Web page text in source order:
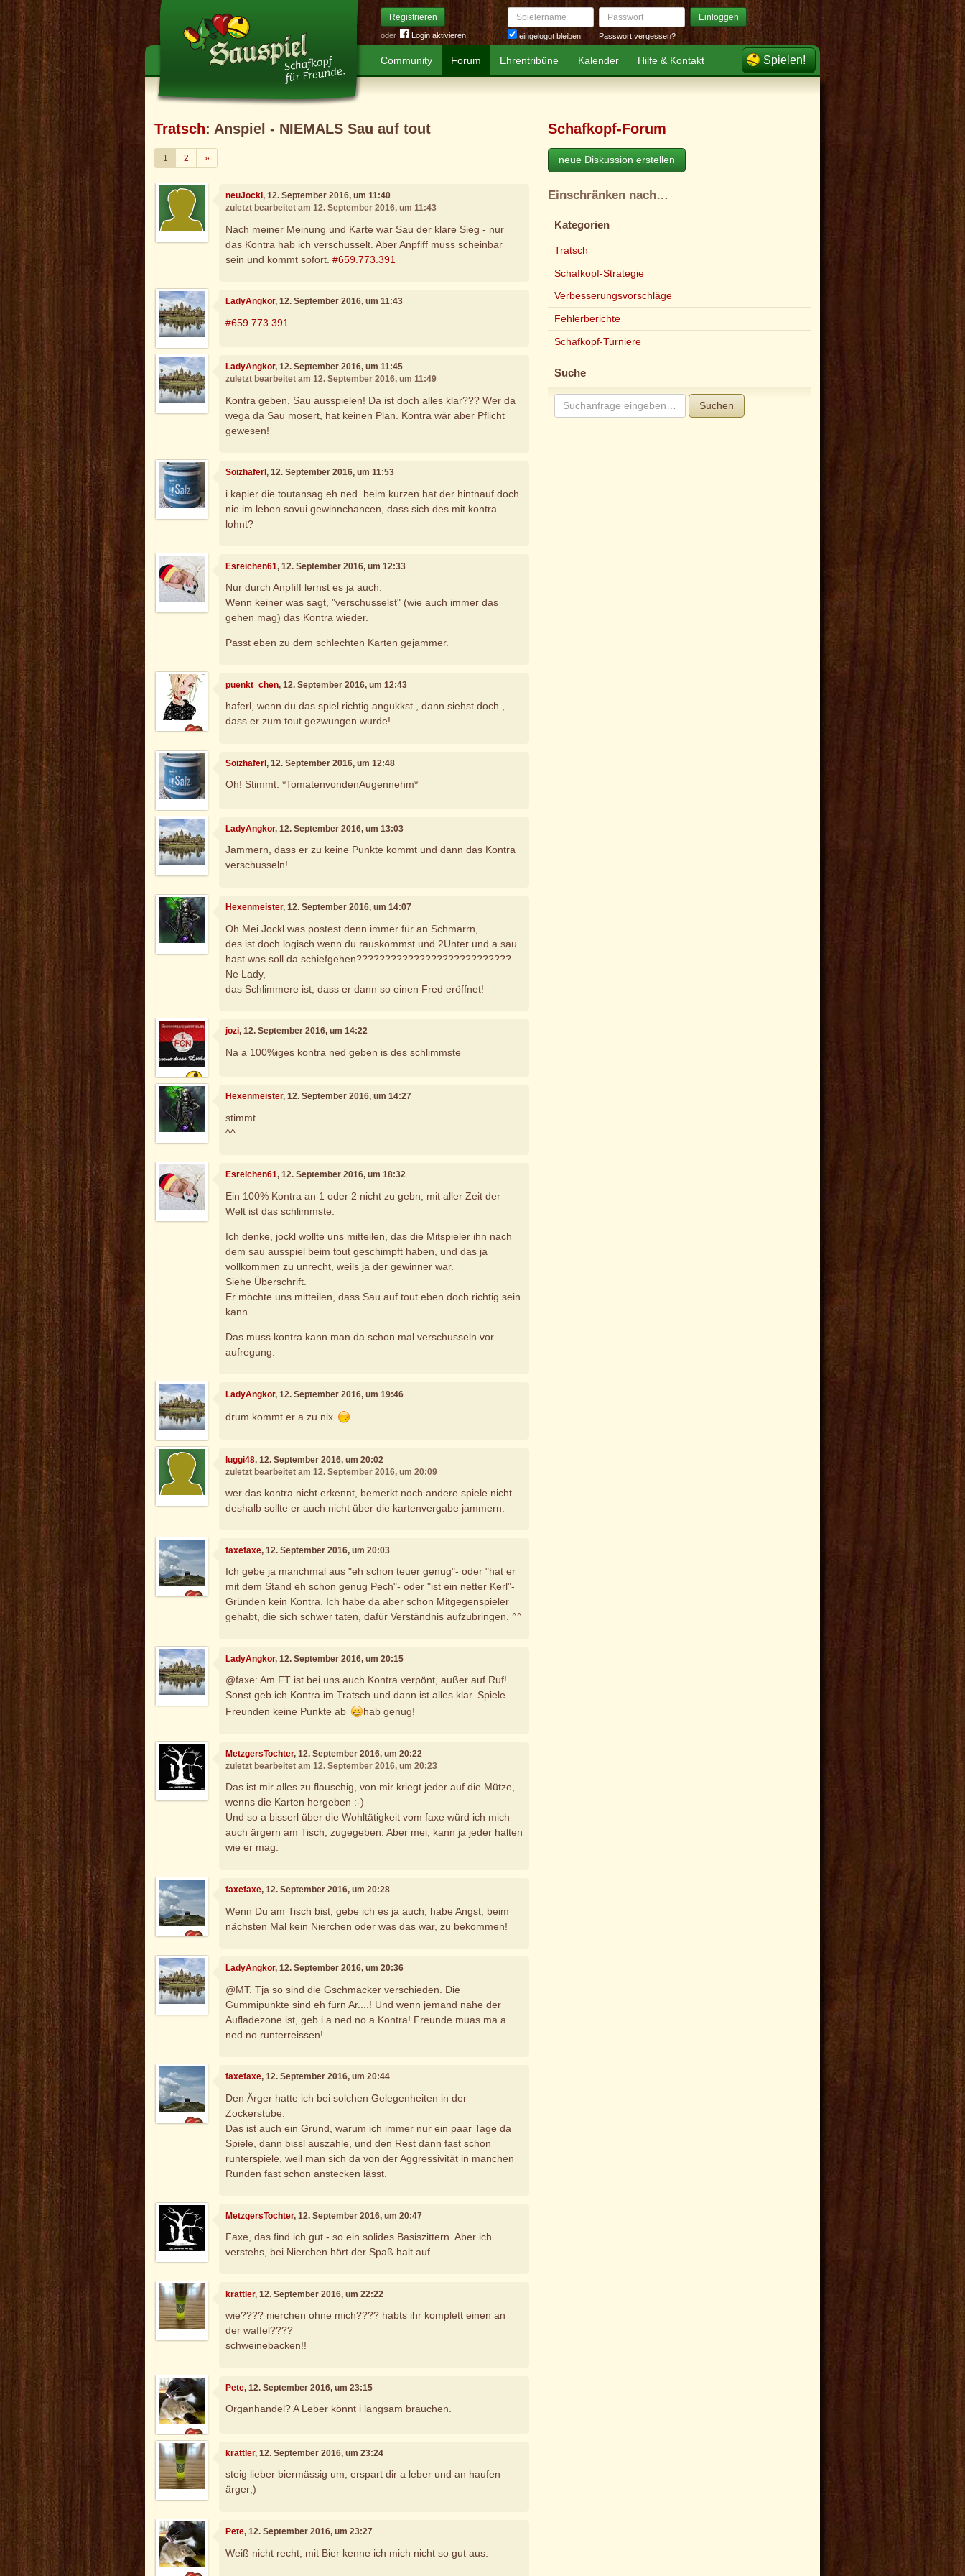
Registrieren
oder Login aktivieren
Spielername
eingeloggt bleiben
Passwort Einloggen
Passwort vergessen?
Community Forum Ehrentribüne Kalender Hilfe & Kontakt Spielen!
Tratsch: Anspiel - NIEMALS Sau auf tout
1 2 »Weiter
neuJockl, 12. September 2016, um 11:40
zuletzt bearbeitet am 12. September 2016, um 11:43
Nach meiner Meinung und Karte war Sau der klare Sieg - nur
das Kontra hab ich verschusselt. Aber Anpfiff muss scheinbar
sein und kommt sofort.#659.773.391
LadyAngkor, 12. September 2016, um 11:43
#659.773.391
LadyAngkor, 12. September 2016, um 11:45
zuletzt bearbeitet am 12. September 2016, um 11:49
Kontra geben, Sau ausspielen! Da ist doch alles klar??? Wer da
wega da Sau mosert, hat keinen Plan. Kontra wär aber Pflicht
gewesen!
Soizhaferl, 12. September 2016, um 11:53
i kapier die toutansag eh ned. beim kurzen hat der hintnauf doch
nie im leben sovui gewinnchancen, dass sich des mit kontra
lohnt?
Esreichen61, 12. September 2016, um 12:33
Nur durch Anpfiff lernst es ja auch.
Wenn keiner was sagt, "verschusselst" (wie auch immer das
gehen mag) das Kontra wieder.
Passt eben zu dem schlechten Karten gejammer.
puenkt_chen, 12. September 2016, um 12:43
haferl, wenn du das spiel richtig angukkst , dann siehst doch ,
dass er zum tout gezwungen wurde!
Soizhaferl, 12. September 2016, um 12:48
Oh! Stimmt. *TomatenvondenAugennehm*
LadyAngkor, 12. September 2016, um 13:03
Jammern, dass er zu keine Punkte kommt und dann das Kontra
verschusseln!
Hexenmeister, 12. September 2016, um 14:07
Oh Mei Jockl was postest denn immer für an Schmarrn,
des ist doch logisch wenn du rauskommst und 2Unter und a sau
hast was soll da schiefgehen???????????????????????????
Ne Lady,
das Schlimmere ist, dass er dann so einen Fred eröffnet!
jozi, 12. September 2016, um 14:22
Na a 100%iges kontra ned geben is des schlimmste
Hexenmeister, 12. September 2016, um 14:27
stimmt
^^
Esreichen61, 12. September 2016, um 18:32
Ein 100% Kontra an 1 oder 2 nicht zu gebn, mit aller Zeit der
Welt ist das schlimmste.
Ich denke, jockl wollte uns mitteilen, das die Mitspieler ihn nach
dem sau ausspiel beim tout geschimpft haben, und das ja
vollkommen zu unrecht, weils ja der gewinner war.
Siehe Überschrift.
Er möchte uns mitteilen, dass Sau auf tout eben doch richtig sein
kann.
Das muss kontra kann man da schon mal verschusseln vor
aufregung.
LadyAngkor, 12. September 2016, um 19:46
drum kommt er a zu nix
luggi48, 12. September 2016, um 20:02
zuletzt bearbeitet am 12. September 2016, um 20:09
wer das kontra nicht erkennt, bemerkt noch andere spiele nicht.
deshalb sollte er auch nicht über die kartenvergabe jammern.
faxefaxe, 12. September 2016, um 20:03
Ich gebe ja manchmal aus "eh schon teuer genug"- oder "hat er
mit dem Stand eh schon genug Pech"- oder "ist ein netter Kerl"-
Gründen kein Kontra. Ich habe da aber schon Mitgegenspieler
gehabt, die sich schwer taten, dafür Verständnis aufzubringen. ^^
LadyAngkor, 12. September 2016, um 20:15
@faxe: Am FT ist bei uns auch Kontra verpönt, außer auf Ruf!
Sonst geb ich Kontra im Tratsch und dann ist alles klar. Spiele
Freunden keine Punkte ab
hab genug!
MetzgersTochter, 12. September 2016, um 20:22
zuletzt bearbeitet am 12. September 2016, um 20:23
Das ist mir alles zu flauschig, von mir kriegt jeder auf die Mütze,
wenns die Karten hergeben :-)
Und so a bisserl über die Wohltätigkeit vom faxe würd ich mich
auch ärgern am Tisch, zugegeben. Aber mei, kann ja jeder halten
wie er mag.
faxefaxe, 12. September 2016, um 20:28
Wenn Du am Tisch bist, gebe ich es ja auch, habe Angst, beim
nächsten Mal kein Nierchen oder was das war, zu bekommen!
LadyAngkor, 12. September 2016, um 20:36
@MT. Tja so sind die Gschmäcker verschieden. Die
Gummipunkte sind eh fürn Ar....! Und wenn jemand nahe der
Aufladezone ist, geb i a ned no a Kontra! Freunde muas ma a
ned no runterreissen!
faxefaxe, 12. September 2016, um 20:44
Den Ärger hatte ich bei solchen Gelegenheiten in der
Zockerstube.
Das ist auch ein Grund, warum ich immer nur ein paar Tage da
Spiele, dann bissl auszahle, und den Rest dann fast schon
runterspiele, weil man sich da von der Aggressivität in manchen
Runden fast schon anstecken lässt.
MetzgersTochter, 12. September 2016, um 20:47
Faxe, das find ich gut - so ein solides Basiszittern. Aber ich
verstehs, bei Nierchen hört der Spaß halt auf.
krattler, 12. September 2016, um 22:22
wie???? nierchen ohne mich???? habts ihr komplett einen an
der waffel????
schweinebacken!!
Pete, 12. September 2016, um 23:15
Organhandel? A Leber könnt i langsam brauchen.
krattler, 12. September 2016, um 23:24
steig lieber biermässig um, erspart dir a leber und an haufen
ärger;)
Pete, 12. September 2016, um 23:27
Weiß nicht recht, mit Bier kenne ich mich nicht so gut aus.
Schafkopf-Forum
neue Diskussion erstellen
Einschränken nach…
Kategorien
Tratsch
Schafkopf-Strategie
Verbesserungsvorschläge
Fehlerberichte
Schafkopf-Turniere
Suche
Suchen